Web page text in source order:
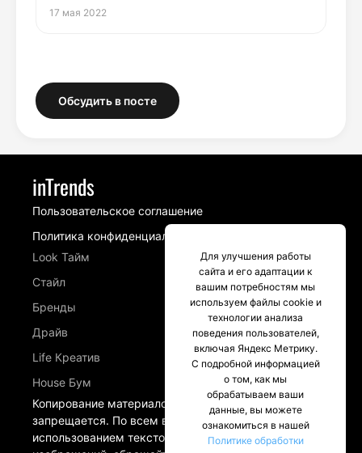
17 мая 2022
Обсудить в посте
inTrends
Пользовательское соглашение
Политика конфиденциальности
Look Тайм
Стайл
Бренды
Драйв
Life Креатив
House Бум
Копирование материалов сайта intrends.ru
запрещается. По всем вопросам, связанных с
использованием текстовых материалов и
Для улучшения работы
сайта и его адаптации к
вашим потребностям мы
используем файлы cookie и
технологии анализа
поведения пользователей,
включая Яндекс Метрику.
С подробной информацией
о том, как мы
обрабатываем ваши
данные, вы можете
ознакомиться в нашей
Политике обработки